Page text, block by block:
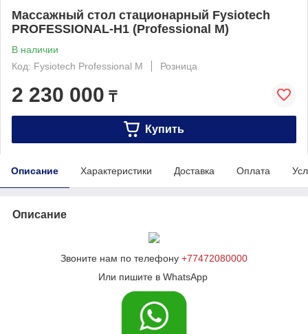
Массажный стол стационарный Fysiotech
PROFESSIONAL-H1 (Professional M)
В наличии
Код: Fysiotech Professional M
Розница
2 230 000 ₸
Купить
Описание Характеристики Доставка Оплата
Описание
Звоните нам по телефону +77472080000
Или пишите в WhatsApp